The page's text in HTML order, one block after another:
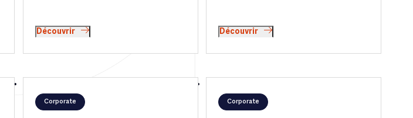
Découvrir Découvrir
Corporate Corporate